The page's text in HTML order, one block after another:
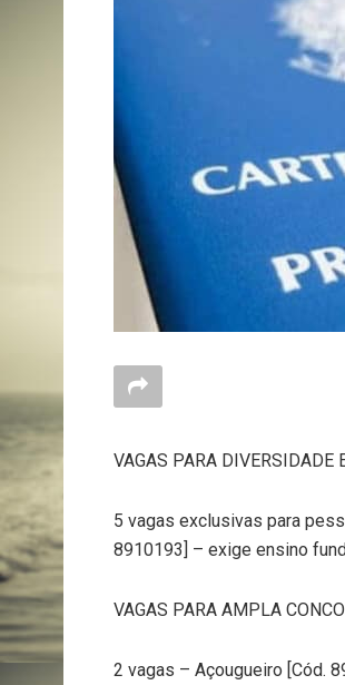
VAGAS PARA DIVERSIDADE
5 vagas exclusivas para
8910193] – exige ensino
VAGAS PARA AMPLA
2 vagas – Açougueiro [Cód.